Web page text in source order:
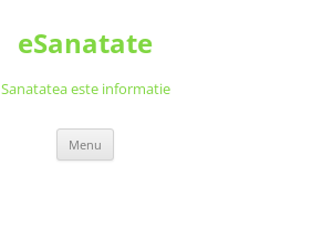
eSanatate
Sanatatea este informatie
Menu